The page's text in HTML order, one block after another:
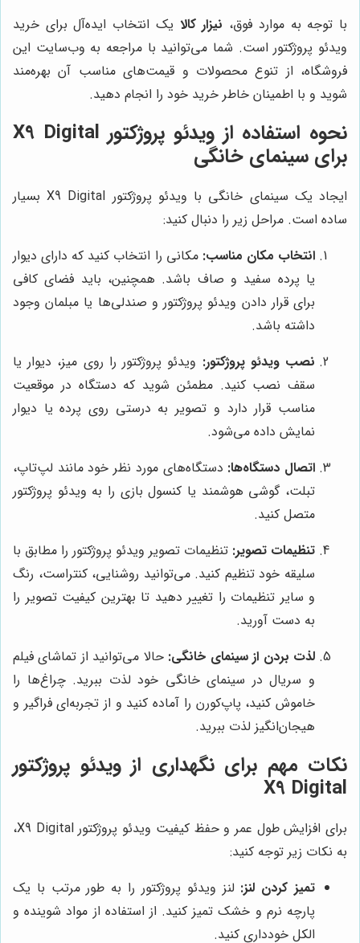
با توجه به موارد فوق، نیزار کالا یک انتخاب ایده‌آل برای خرید
ویدئو پروژکتور است. شما می‌توانید با مراجعه به وب‌سایت این
فروشگاه، از تنوع محصولات و قیمت‌های مناسب آن بهره‌مند
شوید و با اطمینان خاطر خرید خود را انجام دهید.
نحوه استفاده از ویدئو پروژکتور X9 Digital
برای سینمای خانگی
ایجاد یک سینمای خانگی با ویدئو پروژکتور X9 Digital بسیار
ساده است. مراحل زیر را دنبال کنید:
انتخاب مکان مناسب: مکانی را انتخاب کنید که دارای دیوار
یا پرده سفید و صاف باشد. همچنین، باید فضای کافی
برای قرار دادن ویدئو پروژکتور و صندلی‌ها یا مبلمان وجود
داشته باشد.
نصب ویدئو پروژکتور: ویدئو پروژکتور را روی میز، دیوار یا
سقف نصب کنید. مطمئن شوید که دستگاه در موقعیت
مناسب قرار دارد و تصویر به درستی روی پرده یا دیوار
نمایش داده می‌شود.
اتصال دستگاه‌ها: دستگاه‌های مورد نظر خود مانند لپ‌تاپ،
تبلت، گوشی هوشمند یا کنسول بازی را به ویدئو پروژکتور
متصل کنید.
تنظیمات تصویر: تنظیمات تصویر ویدئو پروژکتور را مطابق با
سلیقه خود تنظیم کنید. می‌توانید روشنایی، کنتراست، رنگ
و سایر تنظیمات را تغییر دهید تا بهترین کیفیت تصویر را
به دست آورید.
لذت بردن از سینمای خانگی: حالا می‌توانید از تماشای فیلم
و سریال در سینمای خانگی خود لذت ببرید. چراغ‌ها را
خاموش کنید، پاپ‌کورن را آماده کنید و از تجربه‌ای فراگیر و
هیجان‌انگیز لذت ببرید.
نکات مهم برای نگهداری از ویدئو پروژکتور
X9 Digital
برای افزایش طول عمر و حفظ کیفیت ویدئو پروژکتور X9 Digital،
به نکات زیر توجه کنید:
تمیز کردن لنز: لنز ویدئو پروژکتور را به طور مرتب با یک
پارچه نرم و خشک تمیز کنید. از استفاده از مواد شوینده و
الکل خودداری کنید.